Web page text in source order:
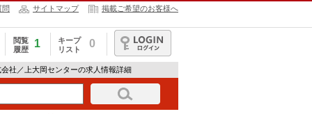
問 サイトマップ 掲載ご希望のお客様へ
閲覧
履歴
1
キープ
リスト
0
ログイン
社／上大岡センターの求人情報詳細